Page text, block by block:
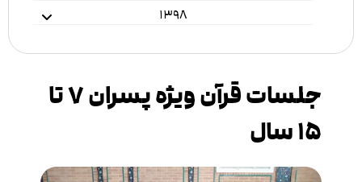
۱۳۹۸
جلسات قرآن ویژه پسران ۷ تا
۱۵ سال